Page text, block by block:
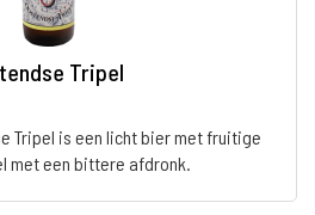
Tripel
Tripel is een licht bier met fruitige
met een bittere afdronk.